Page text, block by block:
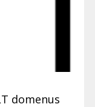
domenus